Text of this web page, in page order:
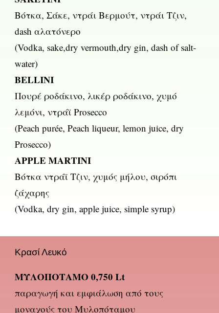
Βότκα, Σάκε, ντράι Βερμούτ, ντράι Τζιν,
dash αλατόνερο
(Vodka, sake,dry vermouth,dry gin, dash of salt-
water)
BELLINI
Πουρέ ροδάκινο, λικέρ ροδάκινο, χυμό
λεμόνι, ντράϊ Prosecco
(Peach purée, Peach liqueur, lemon juice, dry
Prosecco)
APPLE MARTINI
Βότκα ντράϊ Τζιν, χυμός μήλου, σιρόπι
ζάχαρης
(Vodka, dry gin, apple juice, simple syrup)
Κρασί Λευκό
ΜΥΛΟΠΟΤΑΜΟ 0,750 Lt
παραγωγή και εμφιάλωση από τους
μοναχούς του Μυλοπόταμου